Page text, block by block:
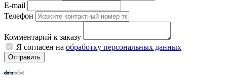
E-mail
Телефон
Комментарий к заказу
Я согласен на обработку персональных данных
Отправить